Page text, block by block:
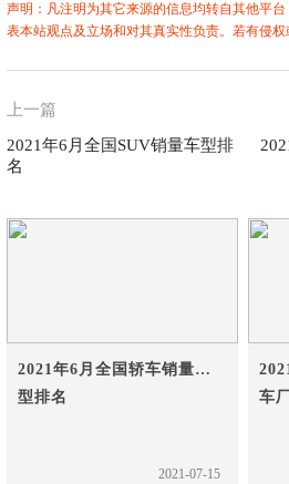
声明：凡注明为其它来源的信息均转自其他平
表本站观点及立场和对其真实性负责。若有侵权
上一篇
2021年6月全国SUV销量车型排
名
2021年6月全国轿车销量车
型排名
2021-07-15
车